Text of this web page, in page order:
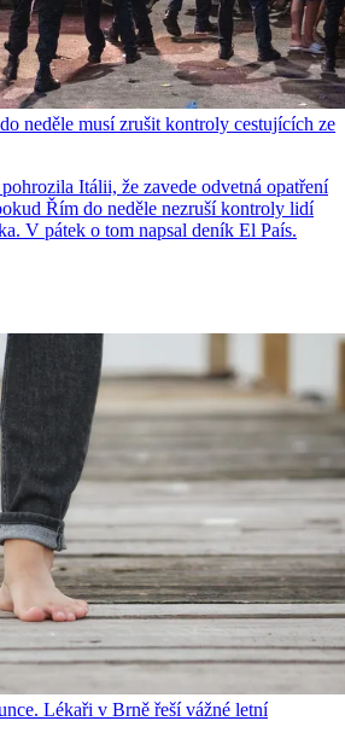
neděle musí zrušit kontroly cestujících ze
Itálii, že zavede odvetná opatření
Řím do neděle nezruší kontroly lidí
V pátek o tom napsal deník El País.
Lékaři v Brně řeší vážné letní